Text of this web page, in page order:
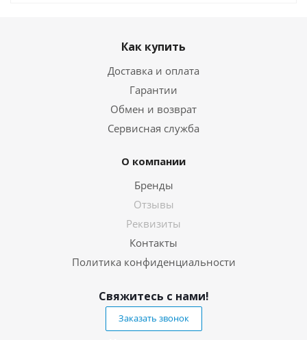
Как купить
Доставка и оплата
Гарантии
Обмен и возврат
Сервисная служба
О компании
Бренды
Отзывы
Реквизиты
Контакты
Политика конфиденциальности
Свяжитесь с нами!
Заказать звонок